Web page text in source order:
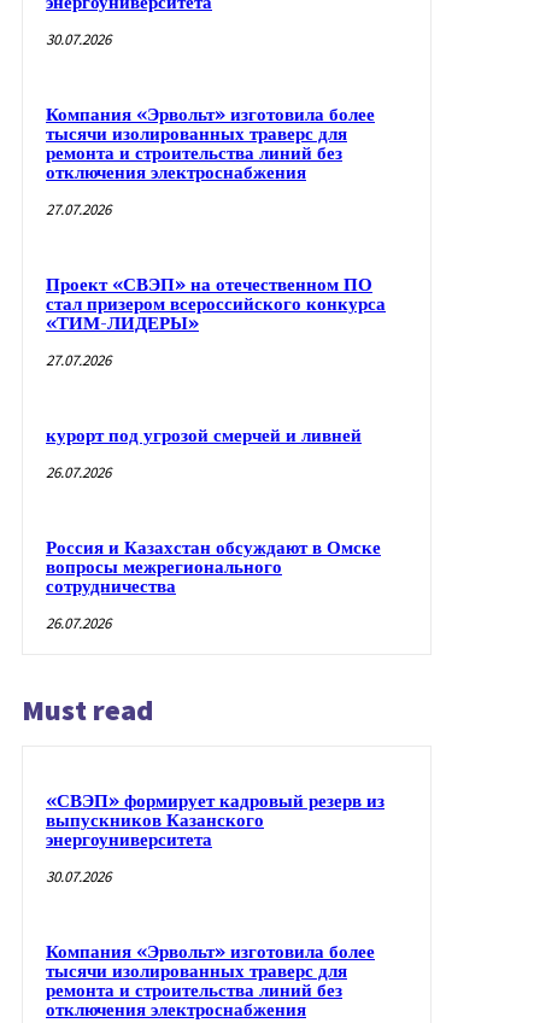
30.07.2026
Компания «Эрвольт» изготовила более
тысячи изолированных траверс для
ремонта и строительства линий без
отключения электроснабжения
27.07.2026
Проект «СВЭП» на отечественном ПО
стал призером всероссийского конкурса
«ТИМ-ЛИДЕРЫ»
27.07.2026
курорт под угрозой смерчей и ливней
26.07.2026
Россия и Казахстан обсуждают в Омске
вопросы межрегионального
сотрудничества
26.07.2026
Must read
«СВЭП» формирует кадровый резерв из
выпускников Казанского
энергоуниверситета
30.07.2026
Компания «Эрвольт» изготовила более
тысячи изолированных траверс для
ремонта и строительства линий без
отключения электроснабжения